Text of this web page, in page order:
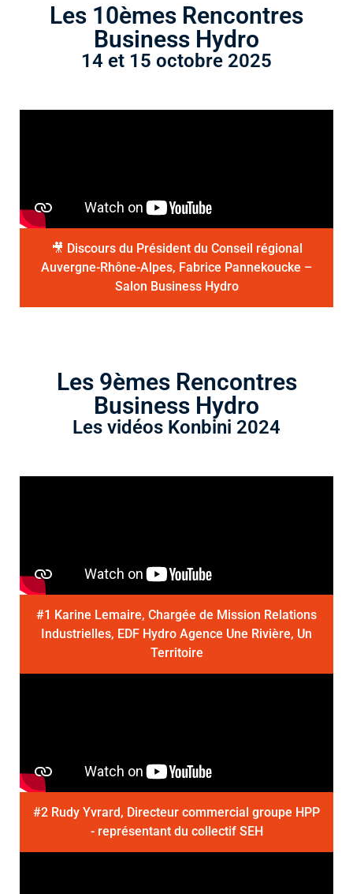
Les 10èmes Rencontres
Business Hydro
14 et 15 octobre 2025
🎥 Discours du Président du Conseil régional
Auvergne-Rhône-Alpes, Fabrice Pannekoucke –
Salon Business Hydro
Les 9èmes Rencontres
Business Hydro
Les vidéos Konbini 2024
#1 Karine Lemaire, Chargée de Mission Relations
Industrielles, EDF Hydro Agence Une Rivière, Un
Territoire
#2 Rudy Yvrard, Directeur commercial groupe HPP
- représentant du collectif SEH